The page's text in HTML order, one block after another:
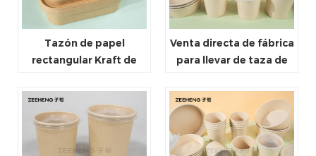
Tazón de papel
rectangular Kraft de
Venta directa de fábrica
para llevar de taza de
bambú